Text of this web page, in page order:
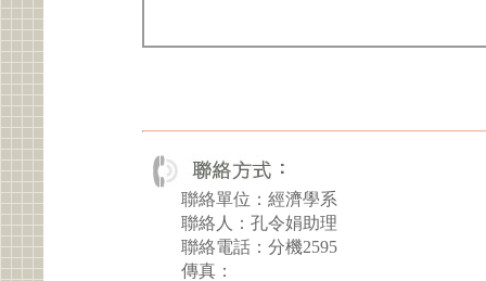
聯絡單位：經濟學系
聯絡人：孔令娟助理
聯絡電話：分機2595
傳真：